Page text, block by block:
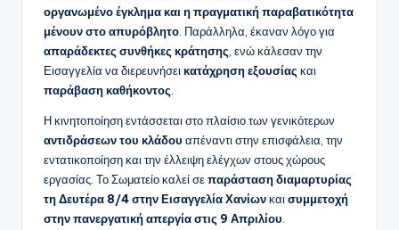
οργανωμένο έγκλημα και η πραγματική παραβατικότητα
μένουν στο απυρόβλητο . Παράλληλα, έκαναν λόγο για
απαράδεκτες συνθήκες κράτησης , ενώ κάλεσαν την
Εισαγγελία να διερευνήσει κατάχρηση εξουσίας και
παράβαση καθήκοντος
Η κινητοποίηση εντάσσεται στο πλαίσιο των γενικότερων
αντιδράσεων του κλάδου απέναντι στην επισφάλεια, την
εντατικοποίηση και την έλλειψη ελέγχων στους χώρους
εργασίας. Το Σωματείο καλεί σεπαράσταση διαμαρτυρίας
τη Δευτέρα 8/4 στην Εισαγγελία Χανίωνκαι συμμετοχή
στην πανεργατική απεργία στις 9 Απριλίου